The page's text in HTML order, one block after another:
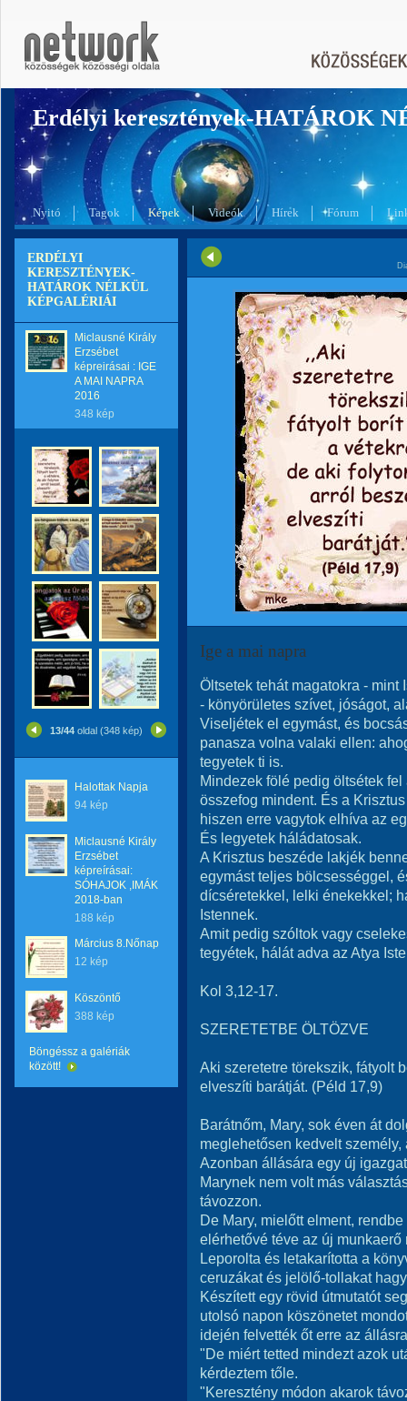
Erdélyi keresztények-HATÁROK
Nyitó Tagok Képek Videók Hírek Fórum
ERDÉLYI
KERESZTÉNYEK-
HATÁROK NÉLKÜL
KÉPGALÉRIÁI
Miclausné Király
Erzsébet
képreirásai : IGE
A MAI NAPRA
2016
348 kép
13/44 oldal (348 kép)
Halottak Napja
94 kép
Miclausné Király
Erzsébet
képreírásai:
SÓHAJOK ,IMÁK
2018-ban
188 kép
Március 8.Nőnap
12 kép
Köszöntő
388 kép
Böngéssz a galériák
között!
Ige a mai napra
Öltsetek tehát magatokra - mint
- könyörületes szívet, jóságot,
Viseljétek el egymást, és
panasza volna valaki ellen:
tegyetek ti is.
Mindezek fölé pedig öltsétek
összefog mindent. És a
hiszen erre vagytok elhíva az
És legyetek háládatosak.
A Krisztus beszéde lakjék
egymást teljes bölcsességgel,
dícséretekkel, lelki énekekkel;
Istennek.
Amit pedig szóltok vagy
tegyétek, hálát adva az Atya
Kol 3,12-17.
SZERETETBE ÖLTÖZVE
Aki szeretetre törekszik, fátyolt
elveszíti barátját. (Péld 17,9)
Barátnőm, Mary, sok éven át
meglehetősen kedvelt
Azonban állására egy új
Marynek nem volt más
távozzon.
De Mary, mielőtt elment,
elérhetővé téve az új munkaerő
Leporolta és letakarította a
ceruzákat és jelölő-tollakat
Készített egy rövid útmutatót
utolsó napon köszönetet
idején felvették őt erre az
"De miért tetted mindezt azok
kérdeztem tőle.
"Keresztény módon akarok